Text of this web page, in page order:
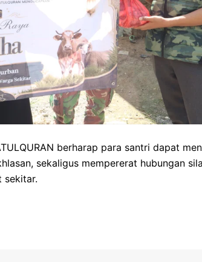
berharap para santri dapat
sekaligus mempererat hubungan
sekitar.